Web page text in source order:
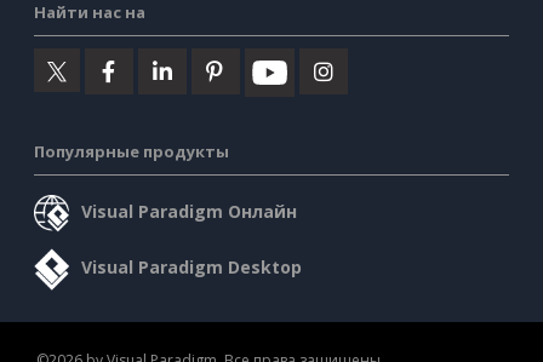
Найти нас на
Популярные продукты
Visual Paradigm Онлайн
Visual Paradigm Desktop